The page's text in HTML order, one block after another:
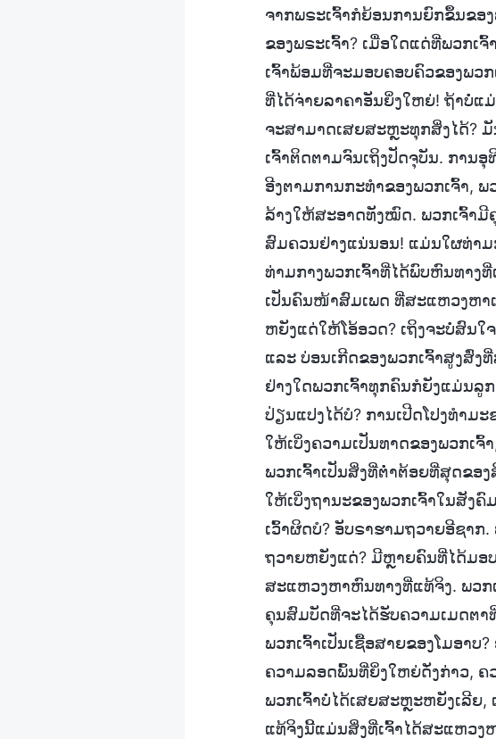
ຈາກພຣະເຈົ້າກໍຍ້ອນການຍົກຂຶ້ນຂອ
ຂອງພຣະເຈົ້າ? ເມື່ອໃດແດ່ທີ່ພວກເ
ເຈົ້າພ້ອມທີ່ຈະມອບຄອບຄົວຂອງພວ
ທີ່ໄດ້ຈ່າຍລາຄາອັນຍິ່ງໃຫຍ່! ຖ້າບໍ່ແ
ຈະສາມາດເສຍສະຫຼະທຸກສິ່ງໄດ້?
ເຈົ້າຕິດຕາມຈົນເຖິງປັດຈຸບັນ. ການ
ອີງຕາມການກະທຳຂອງພວກເຈົ້າ,
ລ້າງໃຫ້ສະອາດທັງໝົດ. ພວກເຈົ້າມີ
ສົມຄວນຢ່າງແນ່ນອນ! ແມ່ນໃຜທ່າມ
ທ່າມກາງພວກເຈົ້າທີ່ໄດ້ພົບຫົນທາງ
ເປັນຄົນໜ້າສົມເພດ ທີ່ສະແຫວງຫາ
ຫຍັງແດ່ໃຫ້ໂອ້ອວດ? ເຖິງຈະບໍ່ສົນໃ
ແລະ ບ່ອນເກີດຂອງພວກເຈົ້າສູງສົ່ງ
ຢ່າງໃດພວກເຈົ້າທຸກຄົນກໍຍັງແມ່ນລູ
ປ່ຽນແປງໄດ້ບໍ? ການເປີດໂປງທຳມ
ໃຫ້ເບິ່ງຄວາມເປັນທາດຂອງພວກເຈົ້
ພວກເຈົ້າເປັນສິ່ງທີ່ຕໍ່າຕ້ອຍທີ່ສຸດຂອ
ໃຫ້ເບິ່ງຖານະຂອງພວກເຈົ້າໃນສັງ
ເວົ້າຜິດບໍ? ອັບຣາຮາມຖວາຍອີຊາກ
ຖວາຍຫຍັງແດ່? ມີຫຼາຍຄົນທີ່ໄດ້ມອ
ສະແຫວງຫາຫົນທາງທີ່ແທ້ຈິງ. ພວກ
ຄຸນສົມບັດທີ່ຈະໄດ້ຮັບຄວາມເມດຕາ
ພວກເຈົ້າເປັນເຊື້ອສາຍຂອງໂມອາບ
ຄວາມລອດພົ້ນທີ່ຍິ່ງໃຫຍ່ດັ່ງກ່າວ,
ພວກເຈົ້າບໍ່ໄດ້ເສຍສະຫຼະຫຍັງເລີຍ
ແທ້ຈິງນີ້ແມ່ນສິ່ງທີ່ເຈົ້າໄດ້ສະແຫວງ